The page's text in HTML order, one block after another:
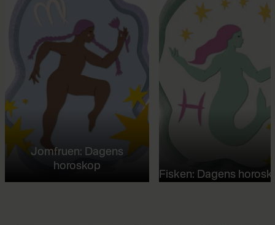
Jomfruen: Dagens
horoskop
Fisken: Dagens